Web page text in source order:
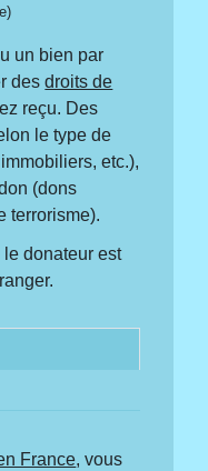
un bien par
desdroits de
reçu. Des
le type de
etc.),
(dons
terrorisme).
donateur est
France, vous